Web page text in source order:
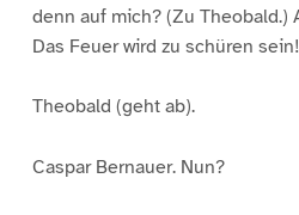
denn auf mich? (Zu
Das Feuer wird zu schüren sein!
Theobald (geht ab).
Caspar Bernauer. Nun?